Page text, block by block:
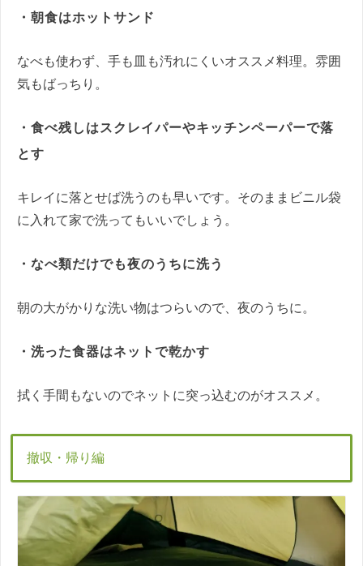
・朝食はホットサンド
なべも使わず、手も皿も汚れにくいオススメ料理。雰囲
気もばっちり。
・食べ残しはスクレイパーやキッチンペーパーで落
とす
キレイに落とせば洗うのも早いです。そのままビニル袋
に入れて家で洗ってもいいでしょう。
・なべ類だけでも夜のうちに洗う
朝の大がかりな洗い物はつらいので、夜のうちに。
・洗った食器はネットで乾かす
拭く手間もないのでネットに突っ込むのがオススメ。
撤収・帰り編